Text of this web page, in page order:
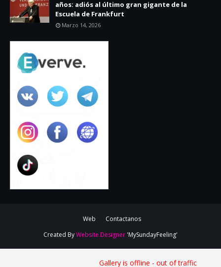
años: adiós al último gran gigante de la
Escuela de Frankfurt
Marzo 14, 2026
Web
Contactanos
Created ByWebsite Designer 'MySundayFeeling'
Gallery is offline - out of traffic